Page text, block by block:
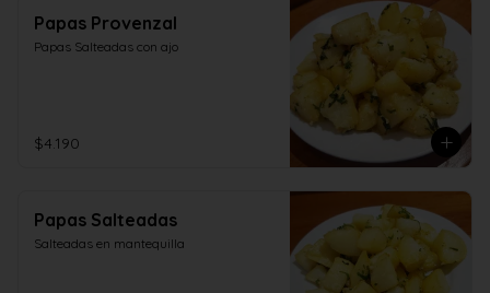
Papas Provenzal
Papas Salteadas con ajo
$4.190
Papas Salteadas
Salteadas en mantequilla